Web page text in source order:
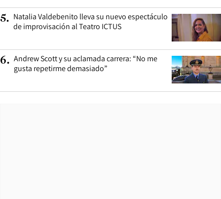
5. Natalia Valdebenito lleva su nuevo espectáculo
de improvisación al Teatro ICTUS
6. Andrew Scott y su aclamada carrera: “No me
gusta repetirme demasiado”